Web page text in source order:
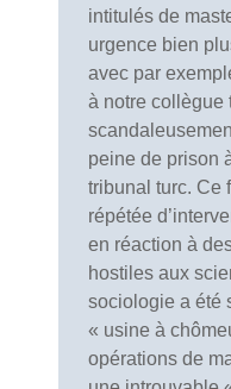
intitulés de
urgence bien
avec par
à notre collègue
peine de prison
tribunal turc. Ce
répétée
en réaction à
hostiles aux
sociologie a été
« usine à
opérations de